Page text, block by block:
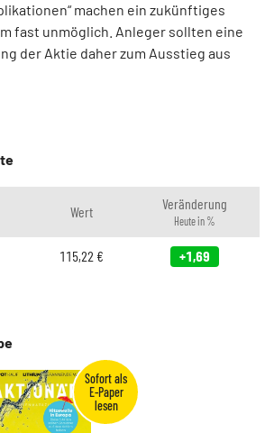
machen ein zukünftiges
fast unmöglich. Anleger sollten eine
der Aktie daher zum Ausstieg aus
Wert Veränderung
Heute in %
115,22 € +1,69